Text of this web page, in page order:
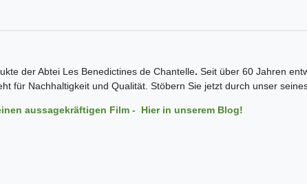
der Abtei Les Benedictines de Chantelle. Seit über 60 Jahren
für Nachhaltigkeit und Qualität. Stöbern Sie jetzt durch unser
aussagekräftigen Film - Hier in unserem Blog!